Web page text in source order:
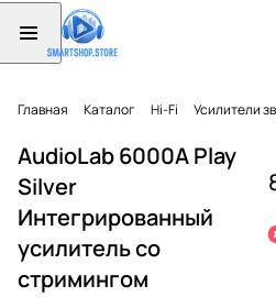
Главная Каталог Hi-Fi Усилители
AudioLab 6000A Play
Silver
Интегрированный
усилитель со
стримингом